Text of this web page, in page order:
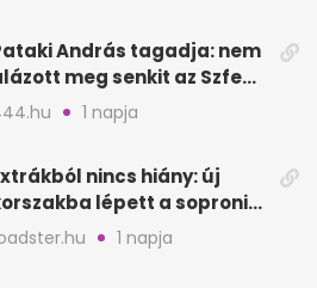
András tagadja: nem
meg senkit az Szfe
1 napja
nincs hiány: új
lépett a soproni
Hotel 1 napja